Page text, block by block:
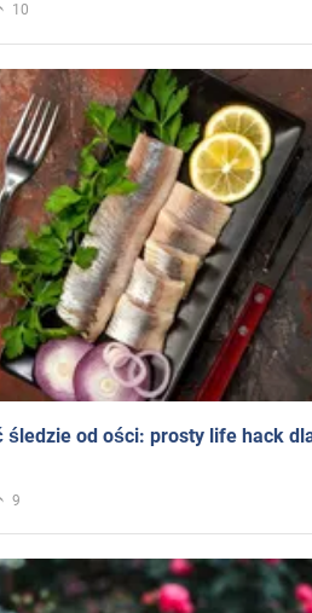
10
od ości: prosty life hack
9